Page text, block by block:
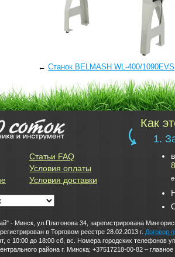
← Станок BELMASH WL-400/1090EVS
Статьи FAQ
Условия оплаты
Условия доставки
Как
1.
- Минск, ул.Платонова 34, зарегистрирована
в Торговом реестре 28.02.2013 г. Договор
с 10:00 до 18:00 сб, вс. Номера городских телефонов
района г. Минска; +37517218-00-82 –